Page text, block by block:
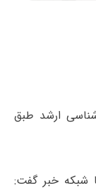
ارشد طبق
شبکه خبر گفت: